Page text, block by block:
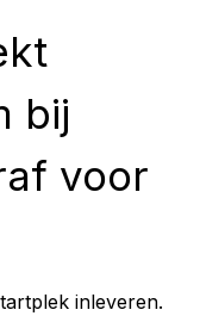
bij
voor
inleveren.